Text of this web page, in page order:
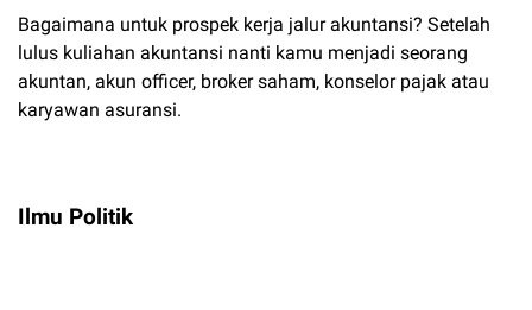
Bagaimana untuk prospek kerja jalur akuntansi? Setelah
lulus kuliahan akuntansi nanti kamu menjadi seorang
akuntan, akun officer, broker saham, konselor pajak atau
karyawan asuransi.
Ilmu Politik